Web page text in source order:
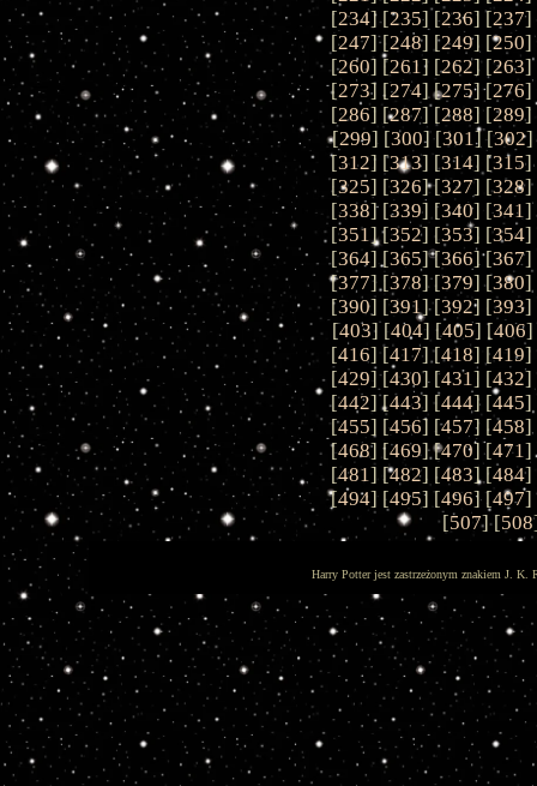
[234] [235] [236] [237]
[247] [248] [249] [250]
[260] [261] [262] [263]
[273] [274] [275] [276]
[286] [287] [288] [289]
[299] [300] [301] [302]
[312] [313] [314] [315]
[325] [326] [327] [328]
[338] [339] [340] [341]
[351] [352] [353] [354]
[364] [365] [366] [367]
[377] [378] [379] [380]
[390] [391] [392] [393]
[403] [404] [405] [406]
[416] [417] [418] [419]
[429] [430] [431] [432]
[442] [443] [444] [445]
[455] [456] [457] [458]
[468] [469] [470] [471]
[481] [482] [483] [484]
[494] [495] [496] [497]
[507] [508
Harry Potter jest zastrzeżonym znakiem J. K.